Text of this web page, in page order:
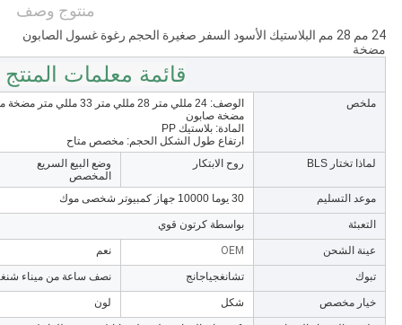
منتوج وصف
24 مم 28 مم البلاستيك الأسود السفر صغيرة الحجم رغوة غسول الصابون
مضخة
قائمة معلمات
ملخص
الوصف: 24 مللي متر 28
مضخة صابون
المادة: بلاستيك PP
ارتفاع طول الشكل الحجم: مخصص متاح
لماذا تختار BLS
روح الابتكار
وضع البيع السريع
المخصص
موعد التسليم
30 يوما 10000 جهاز كمبيوتر شخصى موك
التعبئة بواسطة كرتون قوي
عينة الشحن OEM نعم
تبوك تشانغجياجانج نصف ساعة من ميناء
خيار مخصص شكل لون